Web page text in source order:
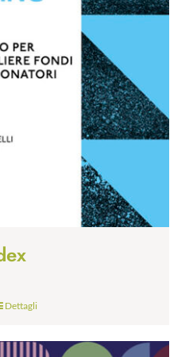
Dettagli